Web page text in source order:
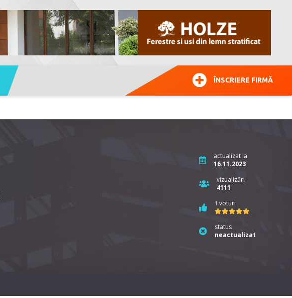
ÎNSCRIERE FIRMĂ
actualizat la
16.11.2023
vizualizări
4111
1 voturi
status
neactualizat